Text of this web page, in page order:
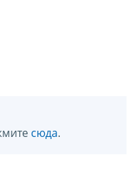
сюда.